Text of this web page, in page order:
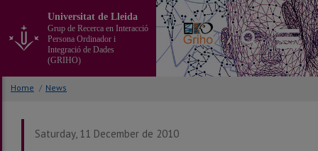
the
main
of
the
Universitat de Lleida
Grup de Recerca en Interacció
Persona Ordinador i
Integració de Dades
(GRIHO)
Home / News
Saturday, 11 December de 2010